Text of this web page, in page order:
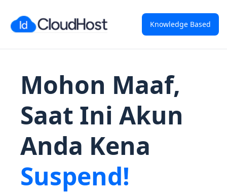
Knowledge Based
Mohon Maaf,
Saat Ini Akun
Anda Kena
Suspend!